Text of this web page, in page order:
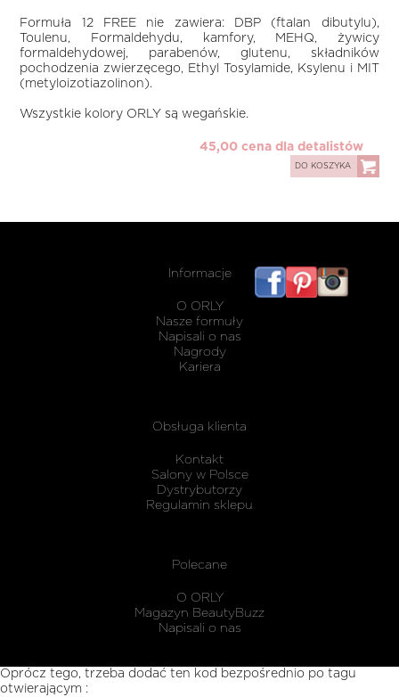
Formuła 12 FREE nie zawiera: DBP (ftalan dibutylu),
Toulenu, Formaldehydu, kamfory, MEHQ, żywicy
formaldehydowej, parabenów, glutenu, składników
pochodzenia zwierzęcego, Ethyl Tosylamide, Ksylenu i MIT
(metyloizotiazolinon).
Wszystkie kolory ORLY są wegańskie.
45,00 cena dla detalistów
DO KOSZYKA
Informacje
O ORLY
Nasze formuły
Napisali o nas
Nagrody
Kariera
Obsługa klienta
Kontakt
Salony w Polsce
Dystrybutorzy
Regulamin sklepu
Polecane
O ORLY
Magazyn BeautyBuzz
Napisali o nas
Oprócz tego, trzeba dodać ten kod bezpośrednio po tagu
otwierającym :